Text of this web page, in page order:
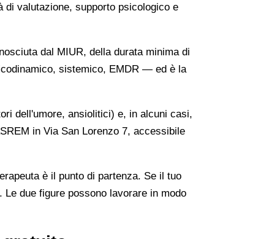
valutazione, supporto psicologico e
dal MIUR, della durata minima di
sistemico, EMDR — ed è la
dell'umore, ansiolitici) e, in alcuni casi,
in Via San Lorenzo 7, accessibile
è il punto di partenza. Se il tuo
due figure possono lavorare in modo